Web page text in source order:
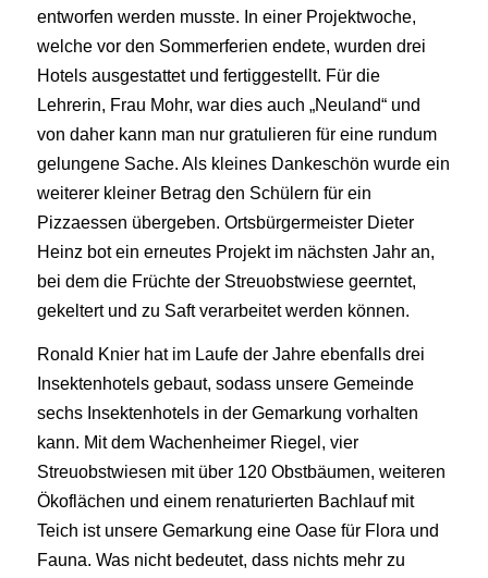
entworfen werden musste. In einer Projektwoche,
welche vor den Sommerferien endete, wurden drei
Hotels ausgestattet und fertiggestellt. Für die
Lehrerin, Frau Mohr, war dies auch „Neuland“ und
von daher kann man nur gratulieren für eine rundum
gelungene Sache. Als kleines Dankeschön wurde ein
weiterer kleiner Betrag den Schülern für ein
Pizzaessen übergeben. Ortsbürgermeister Dieter
Heinz bot ein erneutes Projekt im nächsten Jahr an,
bei dem die Früchte der Streuobstwiese geerntet,
gekeltert und zu Saft verarbeitet werden können.
Ronald Knier hat im Laufe der Jahre ebenfalls drei
Insektenhotels gebaut, sodass unsere Gemeinde
sechs Insektenhotels in der Gemarkung vorhalten
kann. Mit dem Wachenheimer Riegel, vier
Streuobstwiesen mit über 120 Obstbäumen, weiteren
Ökoflächen und einem renaturierten Bachlauf mit
Teich ist unsere Gemarkung eine Oase für Flora und
Fauna. Was nicht bedeutet, dass nichts mehr zu